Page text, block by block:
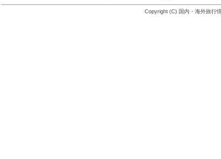
二つ星
Copyright (C) 国内・海外旅行